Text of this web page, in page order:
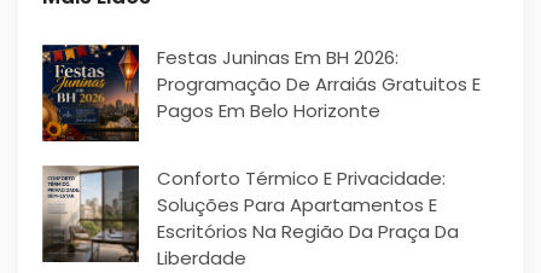
Festas Juninas Em BH 2026:
Programação De Arraiás Gratuitos E
Pagos Em Belo Horizonte
Conforto Térmico E Privacidade:
Soluções Para Apartamentos E
Escritórios Na Região Da Praça Da
Liberdade